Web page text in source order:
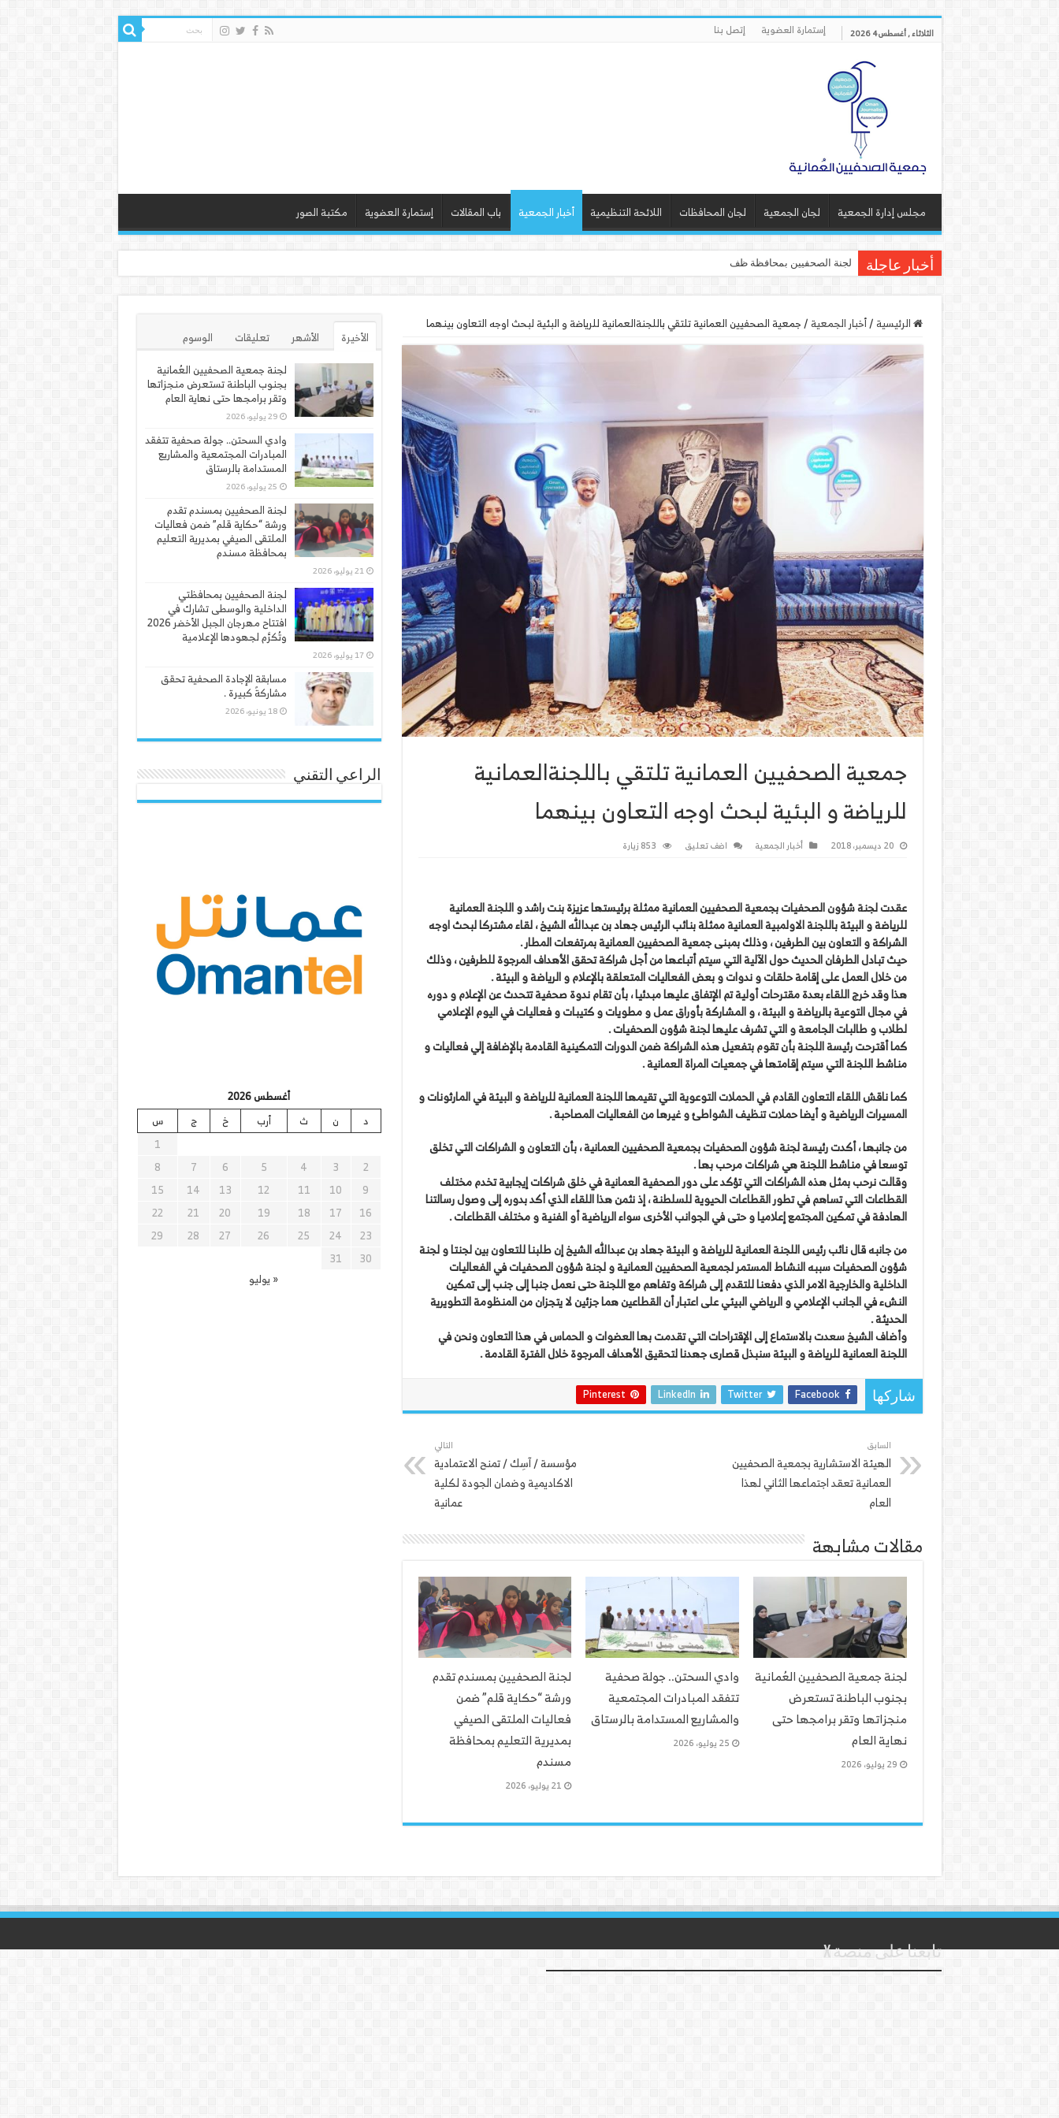
الثلاثاء , أغسطس 4 2026 إستمارة العضوية إتصل بنا
مجلس إدارة الجمعية لجان الجمعية لجان المحافظات اللائحة التنظيمية أخبار الجمعية باب المقالات إستمارة العضوية مكتبة الصور
أخبار عاجلة لجنة الصحفيين بمحافظة ظفار تنفذ ورشة عمل “أساسيات ال
الرئيسية /أخبار الجمعية /جمعية الصحفيين العمانية تلتقي باللجنةالعمانية للرياضة و البئية لبحث اوجه التعاون بينهما
جمعية الصحفيين العمانية تلتقي باللجنةالعمانية
للرياضة و البئية لبحث اوجه التعاون بينهما
20 ديسمبر، 2018 أخبار الجمعية اضف تعليق 853 زيارة
عقدت لجنة شؤون الصحفيات بجمعية الصحفيين العمانية ممثلة برئيستها عزيزة بنت راشد و اللجنة العمانية
للرياضة و البيئة باللجنة الاولمبية العمانية ممثلة بنائب الرئيس جهاد بن عبدالله الشيخ ، لقاء مشتركا لبحث اوجه
الشراكة و التعاون بين الطرفين ، وذلك بمبنى جمعية الصحفيين العمانية بمرتفعات المطار .
حيث تبادل الطرفان الحديث حول الآلية التي سيتم أتباعها من أجل شراكة تحقق الأهداف المرجوة للطرفين ، وذلك
من خلال العمل على إقامة حلقات و ندوات و بعض الفعاليات المتعلقة بالإعلام و الرياضة و البيئة .
هذا وقد خرج اللقاء بعدة مقترحات أولية تم الإتفاق عليها مبدئيا ، بأن تقام ندوة صحفية تتحدث عن الإعلام و دوره
في مجال التوعية بالرياضة و البيئة ، و المشاركة بأوراق عمل و مطويات و كتيبات و فعاليات في اليوم الإعلامي
لطلاب و طالبات الجامعة و التي تشرف عليها لجنة شؤون الصحفيات .
كما أقترحت رئيسة اللجنة بأن تقوم بتفعيل هذه الشراكة ضمن الدورات التمكينية القادمة بالإضافة إلي فعاليات و
مناشط اللجنة التي سيتم إقامتها في جمعيات المراة العمانية .
كما ناقش اللقاء التعاون القادم في الحملات التوعوية التي تقيمها اللجنة العمانية للرياضة و البيئة في المارثونات و
المسيرات الرياضية و أيضا حملات تنظيف الشواطئ و غيرها من الفعاليات المصاحبة .
من جانبها ، أكدت رئيسة لجنة شؤون الصحفيات بجمعية الصحفيين العمانية ، بأن التعاون و الشراكات التي تخلق
توسعا في مناشط اللجنة هي شراكات مرحب بها .
وقالت نرحب بمثل هذه الشراكات التي تؤكد على دور الصحفية العمانية في خلق شراكات إيجابية تخدم مختلف
القطاعات التي تساهم في تطور القطاعات الحيوية للسلطنة ، إذ نثمن هذا اللقاء الذي أكد بدوره إلى وصول رسالتنا
الهادفة في تمكين المجتمع إعلاميا و حتى في الجوانب الأخرى سواء الرياضية أو الفنية و مختلف القطاعات .
من جانبه قال نائب رئيس اللجنة العمانية للرياضة و البيئة جهاد بن عبدالله الشيخ إن طلبنا للتعاون بين لجنتا و لجنة
شؤون الصحفيات سببه النشاط المستمر لجمعية الصحفيين العمانية و لجنة شؤون الصحفيات في الفعاليات
الداخلية والخارجية الامر الذي دفعنا للتقدم إلى شراكة وتفاهم مع اللجنة حتى نعمل جنبا إلى جنب إلى تمكين
النشء في الجانب الإعلامي و الرياضي البيئي على اعتبار أن القطاعين هما جزئين لا يتجزان من المنظومة التطويرية
الحديثة .
وأضاف الشيخ سعدت بالاستماع إلى الإقتراحات التي تقدمت بها العضوات و الحماس في هذا التعاون ونحن في
اللجنة العمانية للرياضة و البيئة سنبذل قصارى جهدنا لتحقيق الأهداف المرجوة خلال الفترة القادمة .
شاركها Facebook
Twitter
LinkedIn
Pinterest
السابق
الهيئة الاستشارية بجمعية الصحفيين
العمانية تعقد اجتماعها الثاني لهذا
العام
التالي
مؤسسة / آسِك / تمنح الاعتمادية
الاكاديمية وضمان الجودة لكلية
عمانية
مقالات مشابهة
لجنة جمعية الصحفيين العُمانية
بجنوب الباطنة تستعرض
منجزاتها وتقر برامجها حتى
نهاية العام
29 يوليو، 2026
وادي السحتن.. جولة صحفية
تتفقد المبادرات المجتمعية
والمشاريع المستدامة بالرستاق
25 يوليو، 2026
لجنة الصحفيين بمسندم تقدم
ورشة “حكاية قلم” ضمن
فعاليات الملتقى الصيفي
بمديرية التعليم بمحافظة
مسندم
21 يوليو، 2026
الأخيرة الأشهر تعليقات
الوسوم
لجنة جمعية الصحفيين العُمانية
بجنوب الباطنة تستعرض منجزاتها
وتقر برامجها حتى نهاية العام
29 يوليو، 2026
وادي السحتن.. جولة صحفية تتفقد
المبادرات المجتمعية والمشاريع
المستدامة بالرستاق
25 يوليو، 2026
لجنة الصحفيين بمسندم تقدم
ورشة “حكاية قلم” ضمن فعاليات
الملتقى الصيفي بمديرية التعليم
بمحافظة مسندم
21 يوليو، 2026
لجنة الصحفيين بمحافظتي
الداخلية والوسطى تشارك في
افتتاح مهرجان الجبل الأخضر 2026
وتُكرَّم لجهودها الإعلامية
17 يوليو، 2026
مسابقة الإجادة الصحفية تحقق
مشاركةً كبيرة .
18 يونيو، 2026
الراعي التقني
أغسطس 2026
د
ن ث أرب خ ج
س
1
2
3
4
5
6
7
8
9
10
11
12
13
14
15
16
17
18
19
20
21
22
23
24
25
26
27
28
29
30
31
« يوليو
تابعنا على منصة X